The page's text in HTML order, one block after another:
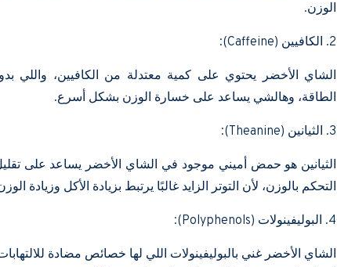
الوزن.
2. الكافيين (Caffeine):
الشاي الأخضر يحتوي على كمية معتدلة من الكافيين، واللي
الطاقة، وهالشي يساعد على خسارة الوزن بشكل أسرع.
3. الثيانين (Theanine):
الثيانين هو حمض أميني موجود في الشاي الأخضر يساعد على
التحكم بالوزن، لأن التوتر الزايد غالبًا يرتبط بزيادة الأكل وزيادة
4. البوليفينولات (Polyphenols):
الشاي الأخضر غني بالبوليفينولات اللي لها خصائص مضادة